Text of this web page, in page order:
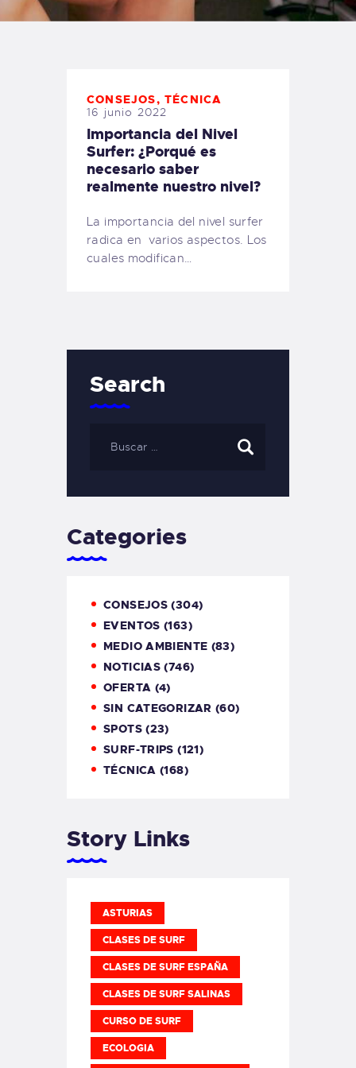
TIENDA FAMILY SURFERS
CONSEJOS,TÉCNICA
16 junio 2022
Importancia del Nivel
Surfer: ¿Porqué es
necesario saber
realmente nuestro nivel?
La importancia del nivel surfer
radica en varios aspectos. Los
cuales modifican…
Search
Categories
CONSEJOS (304)
EVENTOS (163)
MEDIO AMBIENTE (83)
NOTICIAS (746)
OFERTA (4)
SIN CATEGORIZAR (60)
SPOTS(23)
SURF-TRIPS (121)
TÉCNICA (168)
Story Links
ASTURIAS
CLASES DE SURF
CLASES DE SURF ESPAÑA
CLASES DE SURF SALINAS
CURSO DE SURF
ECOLOGIA